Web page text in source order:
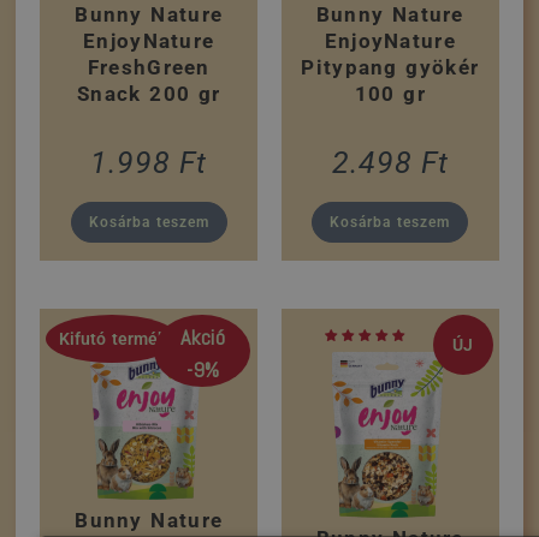
Bunny Nature
EnjoyNature
FreshGreen
Snack 200 gr
1.998 Ft
Kosárba teszem
Bunny Nature
EnjoyNature
Pitypang gyökér
100 gr
2.498 Ft
Kosárba teszem
Kifutó termék
Akció
-9%
Bunny Nature
ÚJ